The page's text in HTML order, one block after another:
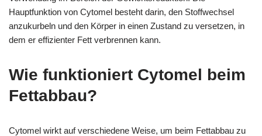
Hauptfunktion von Cytomel besteht darin, den Stoffwechsel
anzukurbeln und den Körper in einen Zustand zu versetzen, in
dem er effizienter Fett verbrennen kann.
Wie funktioniert Cytomel beim
Fettabbau?
Cytomel wirkt auf verschiedene Weise, um beim Fettabbau zu